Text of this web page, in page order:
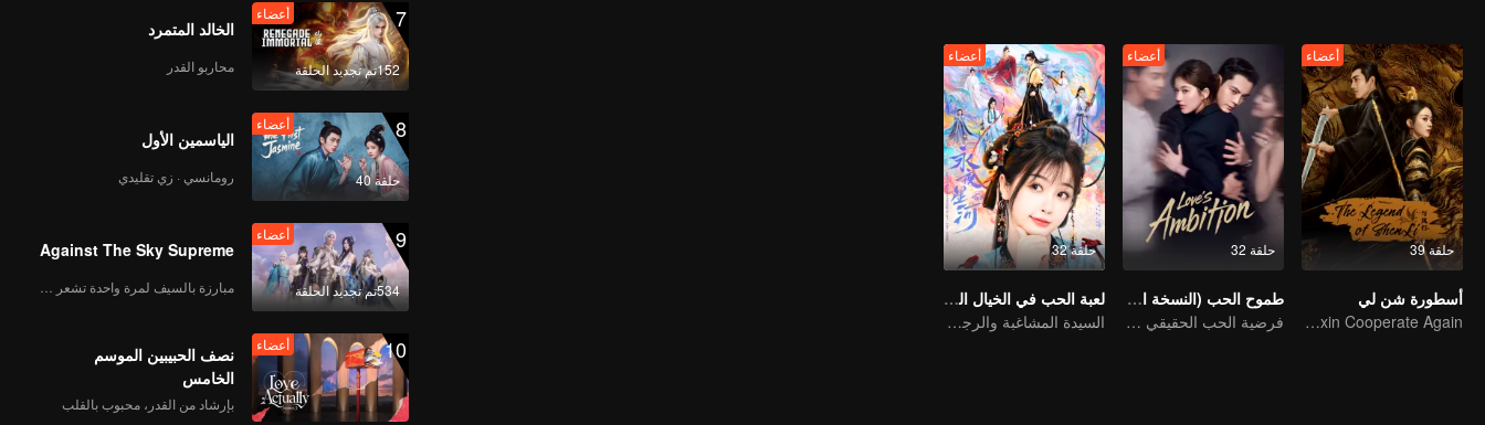
حلقة 39
أعضاء
أسطورة شن لي
Zhao Liying and Lin Gengxin Cooperate Again
حلقة 32
أعضاء
طموح الحب (النسخة الإنجليزية)
فرضية الحب الحقيقي بين تشاو لو سي وتشين وي تينغ
حلقة 32
أعضاء
لعبة الحب في الخيال الشرقي (النسخة الإنجليزية)
السيدة المشاغبة والرجل الوسيم المتغطرس
7
152تم تجديد الحلقة
أعضاء
الخالد المتمرد
محاربو القدر
8
حلقة 40
أعضاء
الياسمين الأول
رومانسي · زي تقليدي
9
534تم تجديد الحلقة
أعضاء
Against The Sky Supreme
10 أعضاء
نصف الحبيبين الموسم
الخامس
بإرشاد من القدر، محبوب بالقلب